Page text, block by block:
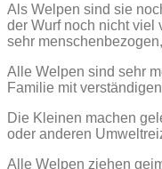
Als Welpen sind sie
der Wurf noch nicht viel
sehr
Alle Welpen sind sehr
Familie mit
Die Kleinen machen
oder anderen
Alle Welpen ziehen